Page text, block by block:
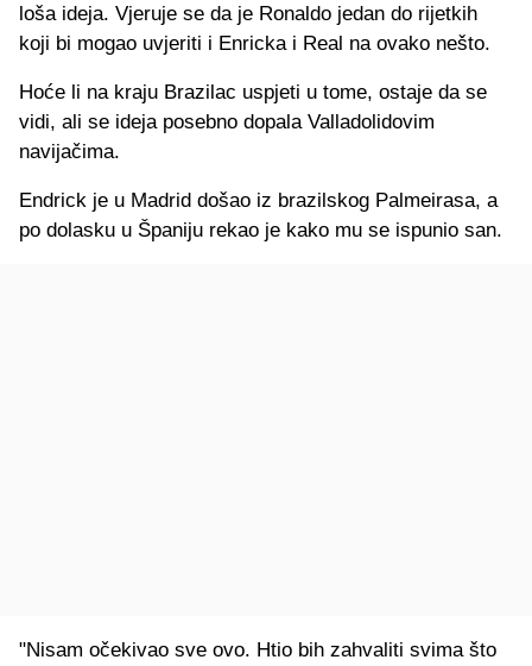
loša ideja. Vjeruje se da je Ronaldo jedan do rijetkih
koji bi mogao uvjeriti i Enricka i Real na ovako nešto.
Hoće li na kraju Brazilac uspjeti u tome, ostaje da se
vidi, ali se ideja posebno dopala Valladolidovim
navijačima.
Endrick je u Madrid došao iz brazilskog Palmeirasa, a
po dolasku u Španiju rekao je kako mu se ispunio san.
"Nisam očekivao sve ovo. Htio bih zahvaliti svima što